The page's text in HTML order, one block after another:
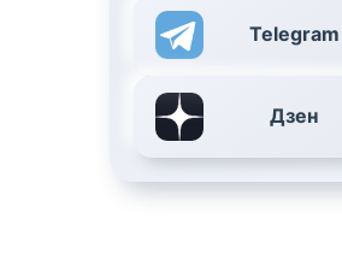
Telegram
Дзен